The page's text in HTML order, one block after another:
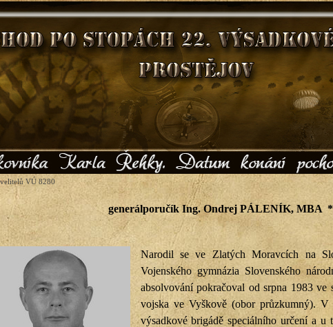
VÚ 8280
generálporučík Ing. Ondrej PÁLENÍK, MBA
Narodil se ve Zlatých Moravcích na
Vojenského gymnázia Slovenského
absolvování pokračoval od srpna 1983
vojska ve Vyškově (obor průzkumný).
výsadkové brigádě speciálního určení a